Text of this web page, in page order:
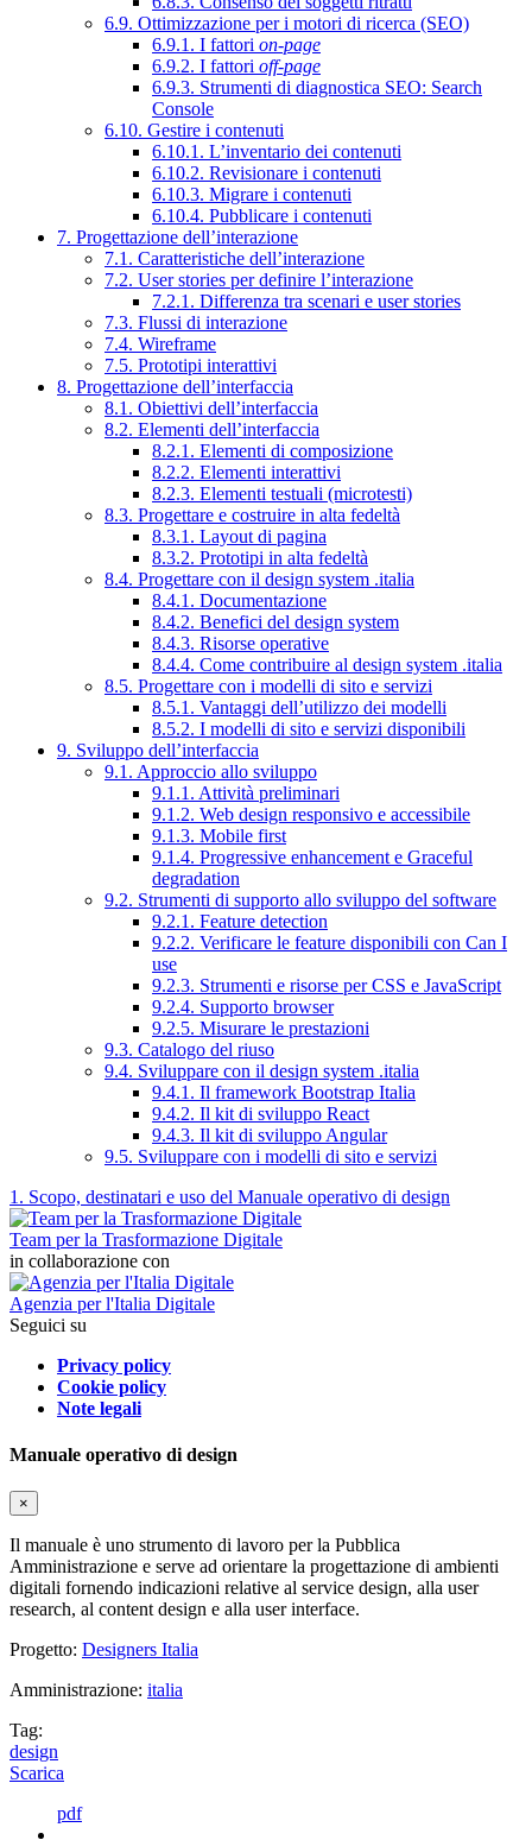
6.9. Ottimizzazione per i motori di ricerca (SEO)
6.9.1. I fattori on-page
6.9.2. I fattori off-page
6.9.3. Strumenti di diagnostica SEO: Search
Console
6.10. Gestire i contenuti
6.10.1. L’inventario dei contenuti
6.10.2. Revisionare i contenuti
6.10.3. Migrare i contenuti
6.10.4. Pubblicare i contenuti
7. Progettazione dell’interazione
7.1. Caratteristiche dell’interazione
7.2. User stories per definire l’interazione
7.2.1. Differenza tra scenari e user stories
7.3. Flussi di interazione
7.4. Wireframe
7.5. Prototipi interattivi
8. Progettazione dell’interfaccia
8.1. Obiettivi dell’interfaccia
8.2. Elementi dell’interfaccia
8.2.1. Elementi di composizione
8.2.2. Elementi interattivi
8.2.3. Elementi testuali (microtesti)
8.3. Progettare e costruire in alta fedeltà
8.3.1. Layout di pagina
8.3.2. Prototipi in alta fedeltà
8.4. Progettare con il design system .italia
8.4.1. Documentazione
8.4.2. Benefici del design system
8.4.3. Risorse operative
8.4.4. Come contribuire al design system .italia
8.5. Progettare con i modelli di sito e servizi
8.5.1. Vantaggi dell’utilizzo dei modelli
8.5.2. I modelli di sito e servizi disponibili
9. Sviluppo dell’interfaccia
9.1. Approccio allo sviluppo
9.1.1. Attività preliminari
9.1.2. Web design responsivo e accessibile
9.1.3. Mobile first
9.1.4. Progressive enhancement e Graceful
degradation
9.2. Strumenti di supporto allo sviluppo del software
9.2.1. Feature detection
9.2.2. Verificare le feature disponibili con Can I
use
9.2.3. Strumenti e risorse per CSS e JavaScript
9.2.4. Supporto browser
9.2.5. Misurare le prestazioni
9.3. Catalogo del riuso
9.4. Sviluppare con il design system .italia
9.4.1. Il framework Bootstrap Italia
9.4.2. Il kit di sviluppo React
9.4.3. Il kit di sviluppo Angular
9.5. Sviluppare con i modelli di sito e servizi
1. Scopo, destinatari e uso del Manuale operativo di design
Team per la Trasformazione Digitale
in collaborazione con
Agenzia per l'Italia Digitale
Seguici su
Privacy policy
Cookie policy
Note legali
Manuale operativo di design
×
Il manuale è uno strumento di lavoro per la Pubblica
Amministrazione e serve ad orientare la progettazione di ambienti
digitali fornendo indicazioni relative al service design, alla user
research, al content design e alla user interface.
Progetto: Designers Italia
Amministrazione: italia
Tag:
design
Scarica
pdf